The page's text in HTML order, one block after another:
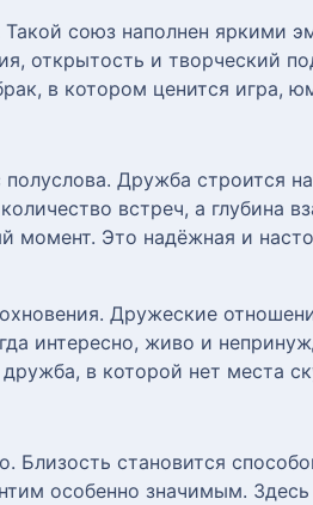
союз наполнен яркими
открытость и творческий
в котором ценится игра,
Дружба строится
встреч, а глубина
момент. Это надёжная и
Дружеские
интересно, живо и
в которой нет места
Близость становится
особенно значимым.